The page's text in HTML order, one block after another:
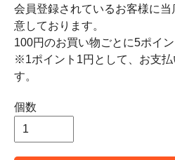
会員登録されているお客様に
意しております。
100円のお買い物ごとに5ポイン
※1ポイント1円として、お支払
す。
個数